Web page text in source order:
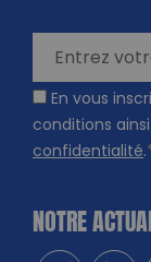
En vous
conditions
confidentialité.
NOTRE